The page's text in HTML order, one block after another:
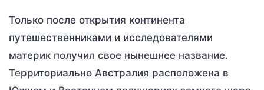
Только после открытия континента
путешественниками и исследователями
материк получил свое нынешнее название.
Территориально Австралия расположена в